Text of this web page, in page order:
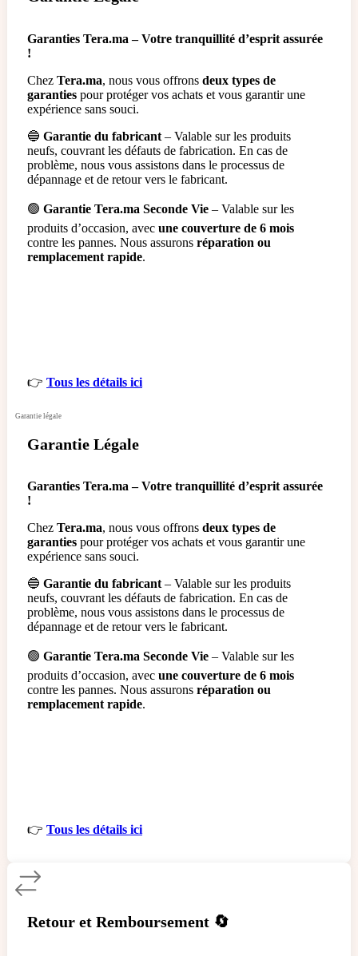
Garanties Tera.ma – Votre tranquillité d’esprit assurée
!
Chez Tera.ma, nous vous offrons deux types de
garanties pour protéger vos achats et vous garantir une
expérience sans souci.
🔵 Garantie du fabricant – Valable sur les produits
neufs, couvrant les défauts de fabrication. En cas de
problème, nous vous assistons dans le processus de
dépannage et de retour vers le fabricant.
🟢 Garantie Tera.ma Seconde Vie – Valable sur les
produits d’occasion, avec une couverture de 6 mois
contre les pannes. Nous assurons réparation ou
remplacement rapide.
👉 Tous les détails ici
Garantie légale
Garantie Légale
Garanties Tera.ma – Votre tranquillité d’esprit assurée
!
Chez Tera.ma, nous vous offrons deux types de
garanties pour protéger vos achats et vous garantir une
expérience sans souci.
🔵 Garantie du fabricant – Valable sur les produits
neufs, couvrant les défauts de fabrication. En cas de
problème, nous vous assistons dans le processus de
dépannage et de retour vers le fabricant.
🟢 Garantie Tera.ma Seconde Vie – Valable sur les
produits d’occasion, avec une couverture de 6 mois
contre les pannes. Nous assurons réparation ou
remplacement rapide.
👉 Tous les détails ici
Retour et Remboursement 🔄